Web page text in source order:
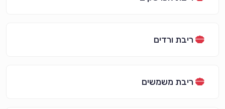
ריבת ורדים
ריבת משמשים